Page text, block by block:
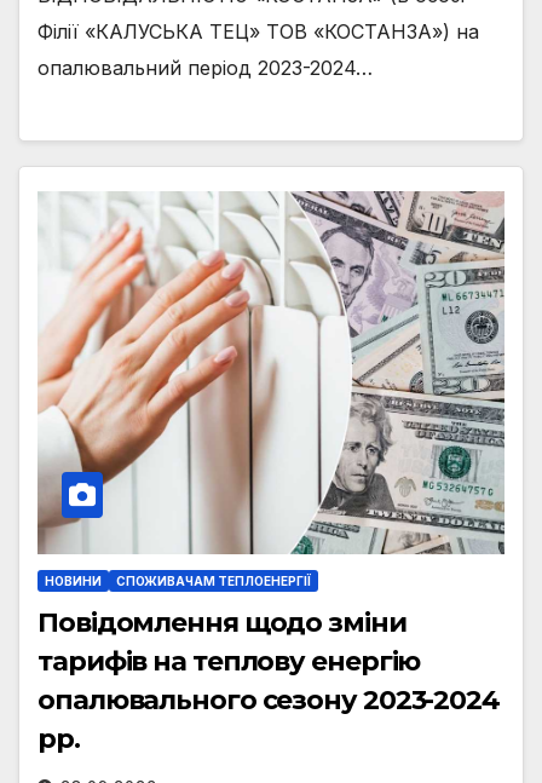
Філії «КАЛУСЬКА ТЕЦ» ТОВ «КОСТАНЗА») на
опалювальний період 2023-2024…
НОВИНИ СПОЖИВАЧАМ ТЕПЛОЕНЕРГІЇ
Повідомлення щодо зміни
тарифів на теплову енергію
опалювального сезону 2023-2024
рр.